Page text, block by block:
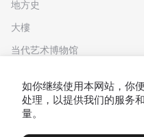
地方史
大樓
当代艺术博物馆
如你继续使用本网站，你
处理，以提供我们的服务
量。